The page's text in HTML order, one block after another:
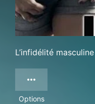
L’infidélité
Options